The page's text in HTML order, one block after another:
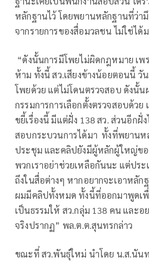
หลักฐานไว้ โดยพยานหลักฐานที่ว่า
จากรายการของสื่อมวลชน ไม่ใช่ได้
“ดังนั้นการมีโพยไม่ผิดกฎหมาย เพ
ห้าม ทั้งนี้ สว.เสียงข้างน้อยตอนนี้ วั
โพยด้วย แต่ไม่โดนตรวจสอบ ดังนั้
กรรมการการเลือกตั้งตรวจสอบด้วย
ขยี้เรื่องนี้ มีแต่ฝั่ง 138 สว. ส่วนอีกฝั่
สอบกระบวนการได้มา ทั้งที่พยานห
ประชุม และคลิปยังมีผู้หลักผู้ใหญ่ข
พวกเราอย่าช่วยเหลือกันนะ แต่ปร
ถึงในสื่อต่างๆ หากอยากจะเอาหลัก
ผมมีคลิปทั้งหมด ทั้งนี้ที่ออกมาพูดเ
เป็นธรรมให้ สว.กลุ่ม 138 คน และอ
จริงปรากฏ” พล.ต.ต.สุนทรกล่าว
ขณะที่ สว.พันธุ์ใหม่ นำโดย น.ส.นัน